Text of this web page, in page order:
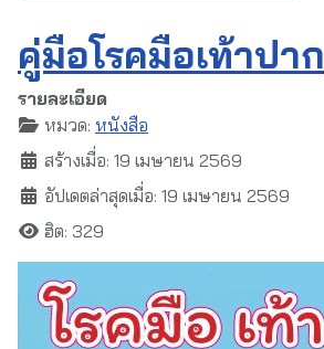
คู่มือโรคมือเท้าปาก
รายละเอียด
หมวด: หนังสือ
สร้างเมื่อ: 19 เมษายน 2569
อัปเดตล่าสุดเมื่อ: 19 เมษายน 2569
ฮิต: 329